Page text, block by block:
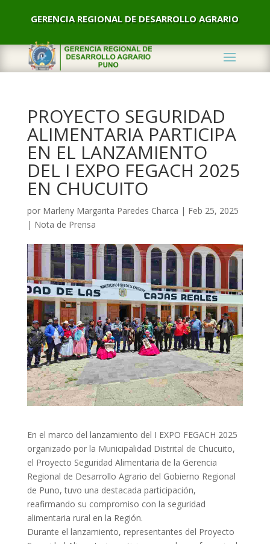
GERENCIA REGIONAL DE DESARROLLO AGRARIO
PROYECTO SEGURIDAD
ALIMENTARIA PARTICIPA
EN EL LANZAMIENTO
DEL I EXPO FEGACH 2025
EN CHUCUITO
por Marleny Margarita Paredes Charca | Feb 25, 2025
| Nota de Prensa
En el marco del lanzamiento del I EXPO FEGACH 2025
organizado por la Municipalidad Distrital de Chucuito,
el Proyecto Seguridad Alimentaria de la Gerencia
Regional de Desarrollo Agrario del Gobierno Regional
de Puno, tuvo una destacada participación,
reafirmando su compromiso con la seguridad
alimentaria rural en la Región.
Durante el lanzamiento, representantes del Proyecto